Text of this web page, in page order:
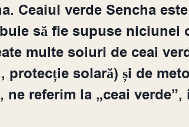
Ceaiul verde Sencha
să fie supuse
multe soiuri de ceai
solară) și de
ne referim la „ceai